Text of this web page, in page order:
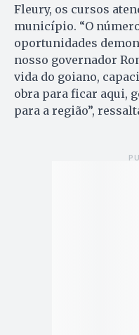
Fleury, os cursos
município. “O
oportunidades
nosso governador
vida do goiano,
obra para ficar aqui,
para a região”,